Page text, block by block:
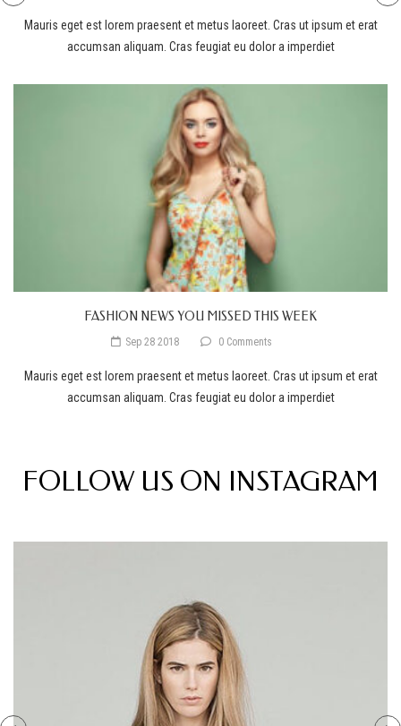
Mauris eget est lorem praesent et metus laoreet. Cras ut ipsum et erat
accumsan aliquam. Cras feugiat eu dolor a imperdiet
FASHION NEWS YOU MISSED THIS WEEK
Sep 28 2018 0 Comments
Mauris eget est lorem praesent et metus laoreet. Cras ut ipsum et erat
accumsan aliquam. Cras feugiat eu dolor a imperdiet
FOLLOW US ON INSTAGRAM